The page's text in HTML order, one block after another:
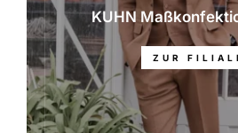
KUHN
ZUR